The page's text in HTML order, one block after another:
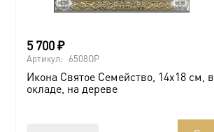
5 700₽
Артикул: 6508OP
Икона Святое Семейство, 14х18 см, в
окладе, на дереве